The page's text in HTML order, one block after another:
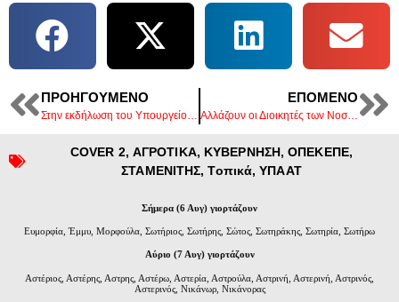
ΠΡΟΗΓΟΎΜΕΝΟ
Στην εκδήλωση του Υπουργείου Δικαιοσύνης ο Λάκης Βασιλειάδης
ΕΠΌΜΕΝΟ
Αλλάζουν οι Διοικητές των Νοσοκομείων σε Πέλλα και Ημαθία.
COVER 2, ΑΓΡΟΤΙΚΑ, ΚΥΒΕΡΝΗΣΗ,ΟΠΕΚΕΠΕ,
ΣΤΑΜΕΝΙΤΗΣ,Τοπικά,ΥΠΑΑΤ
Σήμερα (6 Αυγ) γιορτάζουν
Ευμορφία, Έμμυ, Μορφούλα, Σωτήριος, Σωτήρης, Σώτος, Σωτηράκης, Σωτηρία, Σωτήρω
Αύριο (7 Αυγ) γιορτάζουν
Αστέριος, Αστέρης, Αστρης, Αστέρω, Αστερία, Αστρούλα, Αστρινή, Αστερινή, Αστρινός,
Αστερινός, Νικάνωρ, Νικάνορας